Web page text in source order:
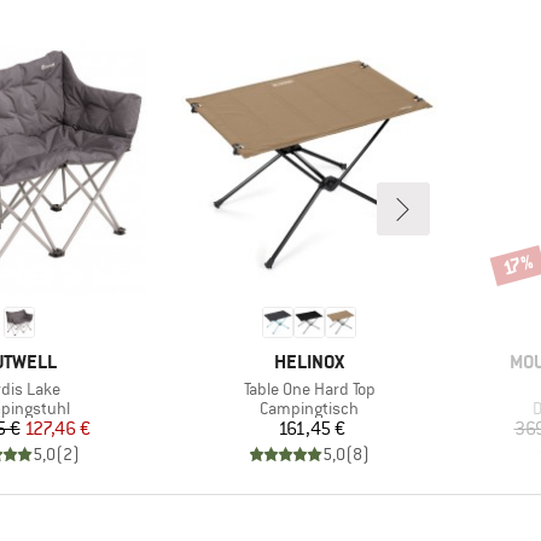
Lake
Preis
€reduzierter Preis
127,46 €
5,0(2)
MARKE
HELINOX
Artikel
Table One Hard Top
Produktgruppe
Campingtisch
Preis
161,45 €
5,0(8)
17%